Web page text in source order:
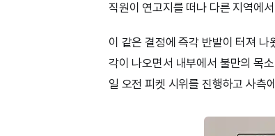
직원이 연고지를 떠나 다른 지역에
이 같은 결정에 즉각 반발이 터져
각이 나오면서 내부에서 불만의 목
일 오전 피켓 시위를 진행하고 사측